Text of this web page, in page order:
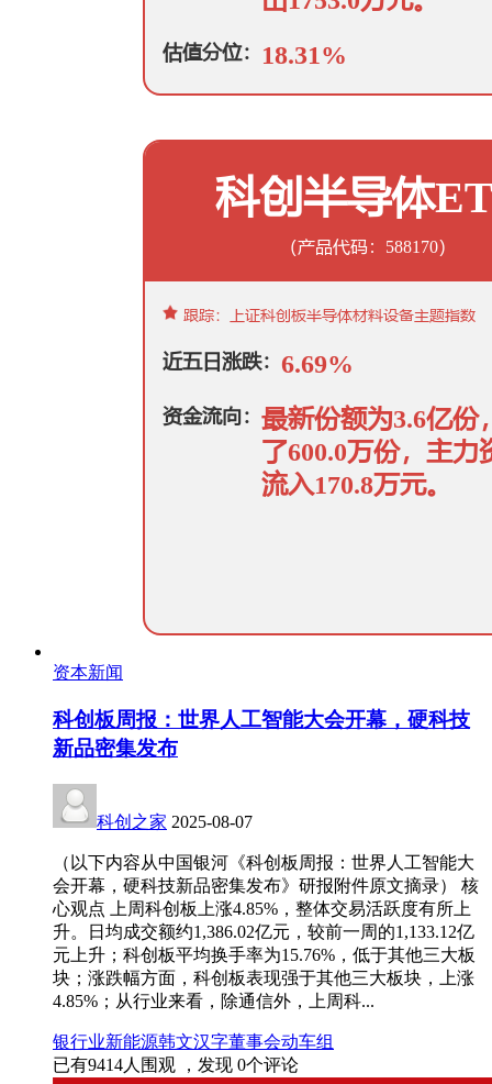
资本新闻
科创板周报：世界人工智能大会开幕，硬科技
新品密集发布
科创之家 2025-08-07
（以下内容从中国银河《科创板周报：世界人工智能大
会开幕，硬科技新品密集发布》研报附件原文摘录） 核
心观点 上周科创板上涨4.85%，整体交易活跃度有所上
升。日均成交额约1,386.02亿元，较前一周的1,133.12亿
元上升；科创板平均换手率为15.76%，低于其他三大板
块；涨跌幅方面，科创板表现强于其他三大板块，上涨
4.85%；从行业来看，除通信外，上周科...
银行业新能源韩文汉字董事会动车组
已有9414人围观 ，发现 0个评论